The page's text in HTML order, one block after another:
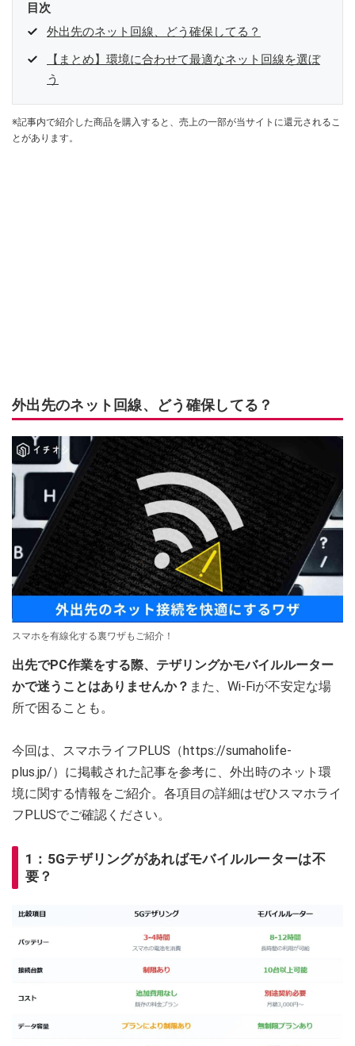
目次
外出先のネット回線、どう確保してる？
【まとめ】環境に合わせて最適なネット回線を選ぼ
う
※記事内で紹介した商品を購入すると、売上の一部が当サイトに還元されるこ
とがあります。
外出先のネット回線、どう確保してる？
スマホを有線化する裏ワザもご紹介！
出先でPC作業をする際、テザリングかモバイルルーター
かで迷うことはありませんか？ また、Wi-Fiが不安定な場
所で困ることも。
今回は、スマホライフPLUS（https://sumaholife-
plus.jp/）に掲載された記事を参考に、外出時のネット環
境に関する情報をご紹介。各項目の詳細はぜひスマホライ
フPLUSでご確認ください。
1：5Gテザリングがあればモバイルルーターは不
要？